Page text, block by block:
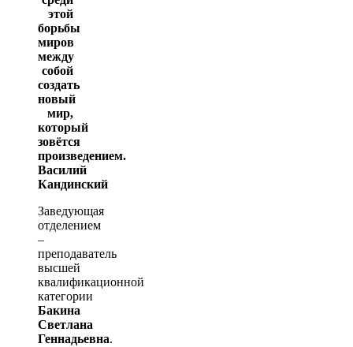
этой
борьбы
миров
между
собой
создать
новый
мир,
который
зовётся
произведением.
Василий
Кандинский
Заведующая
отделением
–
преподаватель
высшей
квалификационной
категории
Бакина
Светлана
Геннадьевна.